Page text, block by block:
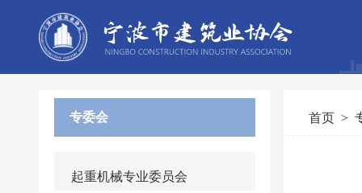
专委会
起重机械专业委员会
首页>